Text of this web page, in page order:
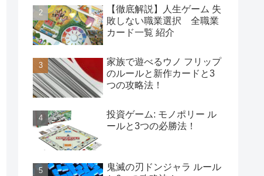
【徹底解説】人生ゲーム 失
敗しない職業選択 全職業
カード一覧 紹介
家族で遊べるウノ フリップ
のルールと新作カードと3
つの攻略法！
投資ゲーム: モノポリー ル
ールと3つの必勝法！
鬼滅の刃ドンジャラ ルール